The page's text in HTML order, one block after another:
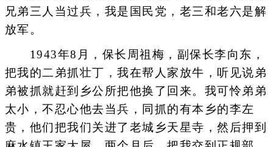
兄弟三人当过兵，我是国民党，老三和老六是解
放军。
1943年8月，保长周祖梅，副保长李向东，
把我的二弟抓壮丁，我在帮人家放牛，听见说弟
弟被抓就赶到乡公所把他换了回来。我可怜弟弟
太小，不忍心他去当兵，同抓的有本乡的李左
贵，他们把我们关进了老城乡天星寺，然后押到